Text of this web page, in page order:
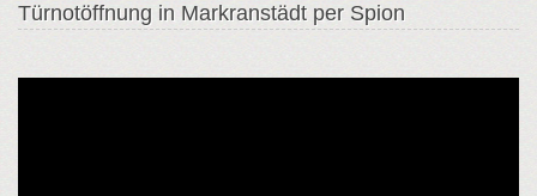
Türnotöffnung in Markranstädt per Spion